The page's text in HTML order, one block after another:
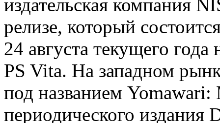
издательская компания
релизе, который
24 августа текущего
PS Vita. На западном
под названием
периодического издания